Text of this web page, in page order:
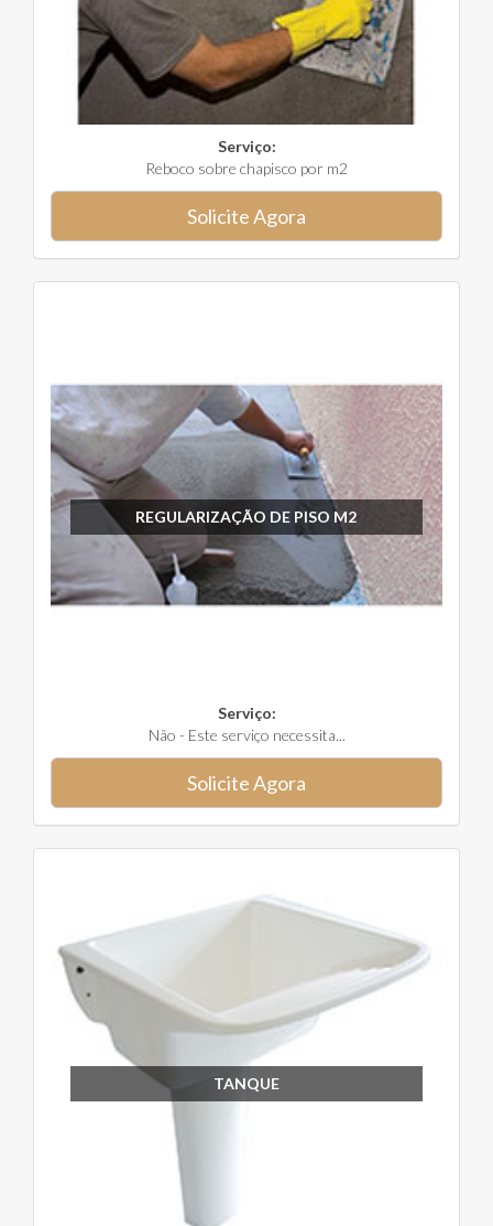
Serviço:
Reboco sobre chapisco por m2
Solicite Agora
REGULARIZAÇÃO DE PISO M2
Serviço:
Não - Este serviço necessita...
Solicite Agora
TANQUE